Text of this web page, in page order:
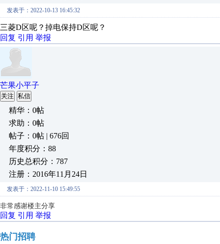
发表于：2022-10-13 16:45:32
三菱D区呢？掉电保持D区呢？
回复 引用 举报
芒果小平子
关注 私信
精华：0帖
求助：0帖
帖子：0帖 | 676回
年度积分：88
历史总积分：787
注册：2016年11月24日
发表于：2022-11-10 15:49:55
非常感谢楼主分享
回复 引用 举报
热门招聘